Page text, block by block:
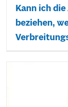
Kann ich
beziehen,